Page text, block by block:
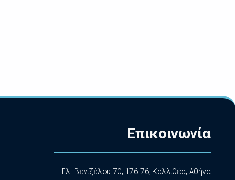
Επικοινωνία
Ελ. Βενιζέλου 70, 176 76, Καλλιθέα, Αθήνα